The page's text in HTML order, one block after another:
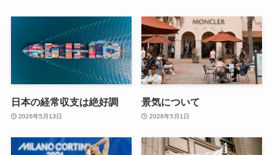
日本の経常収支は絶好調
2026年5月13日
景気について
2026年5月1日